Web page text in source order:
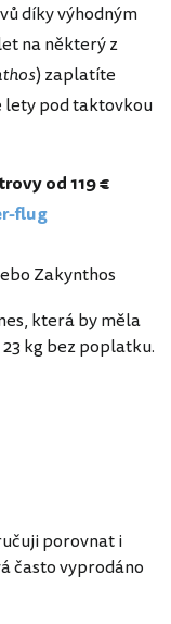
díky výhodným
na některý z
) zaplatíte
lety pod taktovkou
od 119 €
flug
Zakynthos
která by měla
kg bez poplatku.
porovnat i
často vyprodáno